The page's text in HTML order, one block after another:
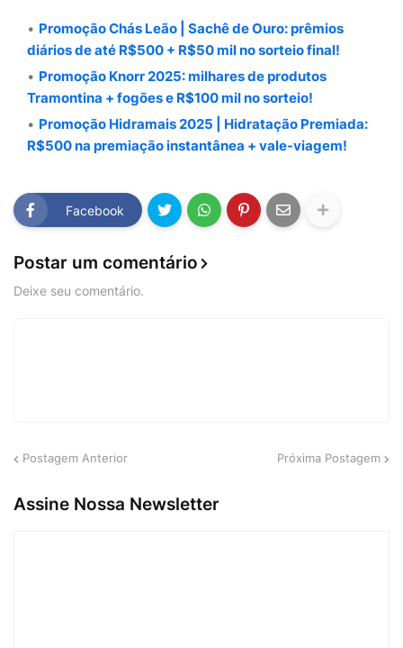
Promoção Chás Leão | Sachê de Ouro: prêmios
diários de até R$500 + R$50 mil no sorteio final!
Promoção Knorr 2025: milhares de produtos
Tramontina + fogões e R$100 mil no sorteio!
Promoção Hidramais 2025 | Hidratação Premiada:
R$500 na premiação instantânea + vale-viagem!
Facebook
Postar um comentário
Deixe seu comentário.
Postagem Anterior Próxima Postagem
Assine Nossa Newsletter